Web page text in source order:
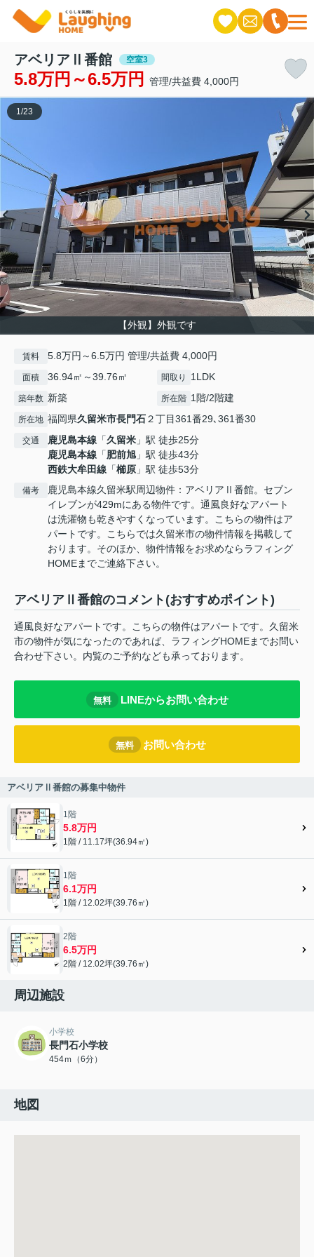
アベリアⅡ番館 空室3
5.8万円～6.5万円 管理/共益費 4,000円
【外観】外観です
1 /23
賃料 5.8万円～6.5万円 管理/共益費 4,000円
面積 36.94㎡～39.76㎡ 間取り 1LDK
築年数 新築 所在階 1階/2階建
所在地 福岡県久留米市長門石２丁目361番29､361番30
交通 鹿児島本線 「久留米 」駅 徒歩25分
鹿児島本線 「肥前旭 」駅 徒歩43分
西鉄大牟田線 「櫛原 」駅 徒歩53分
備考
鹿児島本線久留米駅周辺物件：アベリアⅡ番館。セブン
イレブンが429mにある物件です。通風良好なアパート
は洗濯物も乾きやすくなっています。こちらの物件はア
パートです。こちらでは久留米市の物件情報を掲載して
おります。そのほか、物件情報をお求めならラフィング
HOMEまでご連絡下さい。
アベリアⅡ番館のコメント(おすすめポイント)
通風良好なアパートです。こちらの物件はアパートです。久留米
市の物件が気になったのであれば、ラフィングHOMEまでお問い
合わせ下さい。内覧のご予約なども承っております。
無料 LINEからお問い合わせ
無料 お問い合わせ
アベリアⅡ番館の募集中物件
1階
5.8万円
1階 / 11.17坪(36.94㎡)
1階
6.1万円
1階 / 12.02坪(39.76㎡)
2階
6.5万円
2階 / 12.02坪(39.76㎡)
周辺施設
小学校
長門石小学校
454ｍ（6分）
地図